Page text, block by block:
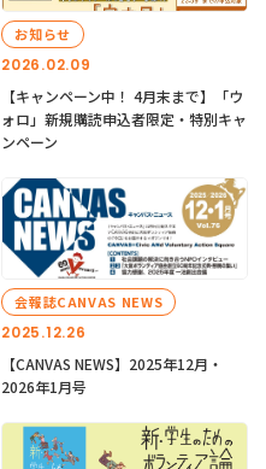
2026.02.09
お知らせ
【キャンペーン中！ 4月末まで】「ウ
ォロ」新規購読申込者限定・特別キャ
ンペーン
2025.12.26
会報誌CANVAS NEWS
【CANVAS NEWS】2025年12月・
2026年1月号